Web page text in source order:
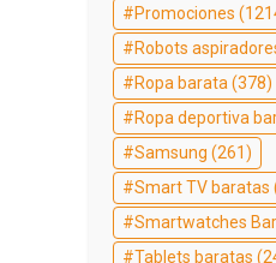
Promociones
Robots
Ropa barata (378)
Ropa deportiva
Samsung (261)
Smart TV baratas
Smartwatches
Tablets baratas